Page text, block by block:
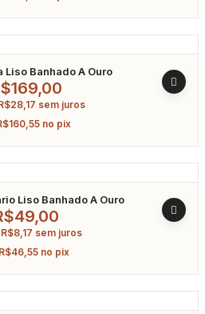
Banhado A Ouro
169,00
28,17 sem juros
160,55 no pix
Liso Banhado A Ouro
49,00
R$8,17 sem juros
R$46,55 no pix